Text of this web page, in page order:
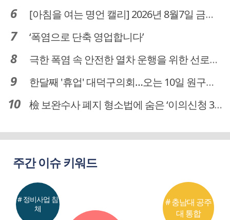
[아침을 여는 명언 캘리] 2026년 8월7일 금요일
‘폭염으로 단축 영업합니다’
극한 폭염 속 안전한 열차 운행을 위한 선로관리
한달째 '휴업' 대덕구의회…오는 10일 원구성 다시 돌입
檢 보완수사 폐지 형소법에 숨은 ‘이의신청 3개월 제한’…황운하는 30일 추진
주간 이슈 키워드
# 충남대 공주
대 통합
# 정비사업 침
체